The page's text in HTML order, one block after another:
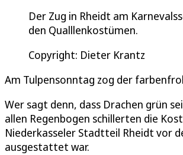
Der Zug in Rheidt am
den Qualllenkostümen.
Copyright: Dieter Krantz
Am Tulpensonntag zog der
Wer sagt denn, dass Drachen grün
allen Regenbogen schillerten die
Niederkasseler Stadtteil Rheidt vor
ausgestattet war.